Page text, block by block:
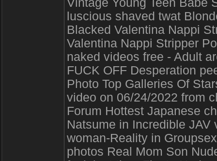
luscious shaved twat
Blacked Valentina Nappi
Valentina Nappi Stripper
naked videos free - Adult
FUCK OFF Desperation
Photo Top Galleries Of
video on 06/24/2022 from
Forum Hottest Japanese
Natsume in Incredible
woman-Reality in
photos Real Mom Son